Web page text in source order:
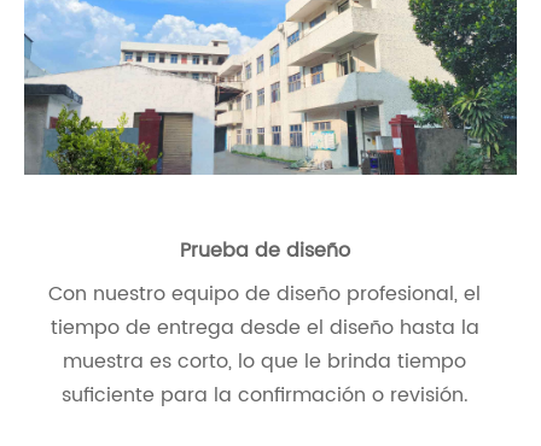
Prueba de diseño
Con nuestro equipo de diseño profesional, el
tiempo de entrega desde el diseño hasta la
muestra es corto, lo que le brinda tiempo
suficiente para la confirmación o revisión.